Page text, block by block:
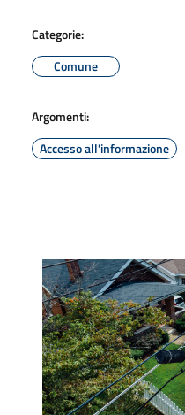
Categorie:
Comune
Argomenti:
Accesso all'informazione